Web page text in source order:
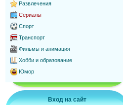
Развлечения
Сериалы
Спорт
Транспорт
Фильмы и анимация
Хобби и образование
Юмор
Вход на сайт